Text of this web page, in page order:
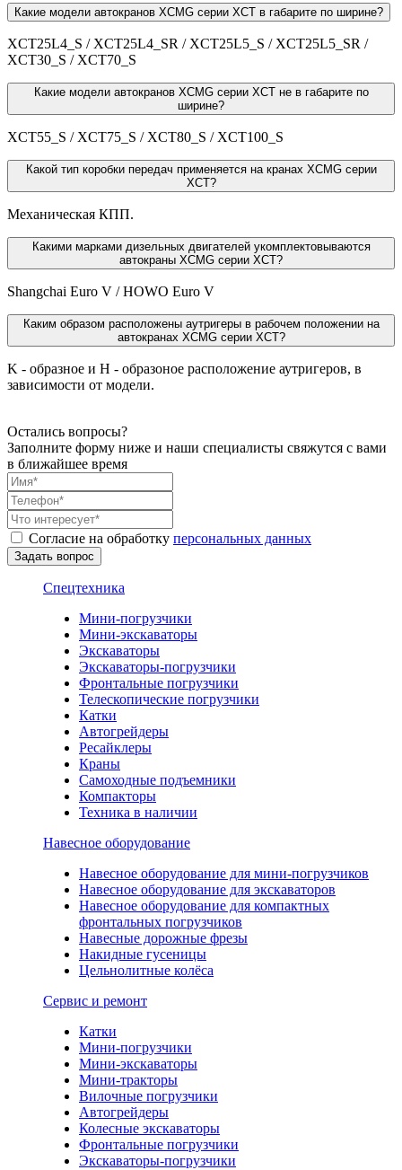
Какие модели автокранов XCMG серии XCT в габарите по ширине?
XCT25L4_S / XCT25L4_SR / XCT25L5_S / XCT25L5_SR /
XCT30_S / XCT70_S
Какие модели автокранов XCMG серии XCT не в габарите по
ширине?
XCT55_S / XCT75_S / XCT80_S / XCT100_S
Какой тип коробки передач применяется на кранах XCMG серии
XCT?
Механическая КПП.
Какими марками дизельных двигателей укомплектовываются
автокраны XCMG серии XCT?
Shangchai Euro V / HOWO Euro V
Каким образом расположены аутригеры в рабочем положении на
автокранах XCMG серии XCT?
K - образное и H - образоное расположение аутригеров, в
зависимости от модели.
Остались вопросы?
Заполните форму ниже и наши специалисты свяжутся с вами
в ближайшее время
Согласие на обработку персональных данных
Спецтехника
Мини-погрузчики
Мини-экскаваторы
Экскаваторы
Экскаваторы-погрузчики
Фронтальные погрузчики
Телескопические погрузчики
Катки
Автогрейдеры
Ресайклеры
Краны
Самоходные подъемники
Компакторы
Техника в наличии
Навесное оборудование
Навесное оборудование для мини-погрузчиков
Навесное оборудование для экскаваторов
Навесное оборудование для компактных
фронтальных погрузчиков
Навесные дорожные фрезы
Накидные гусеницы
Цельнолитные колёса
Сервис и ремонт
Катки
Мини-погрузчики
Мини-экскаваторы
Мини-тракторы
Вилочные погрузчики
Автогрейдеры
Колесные экскаваторы
Фронтальные погрузчики
Экскаваторы-погрузчики